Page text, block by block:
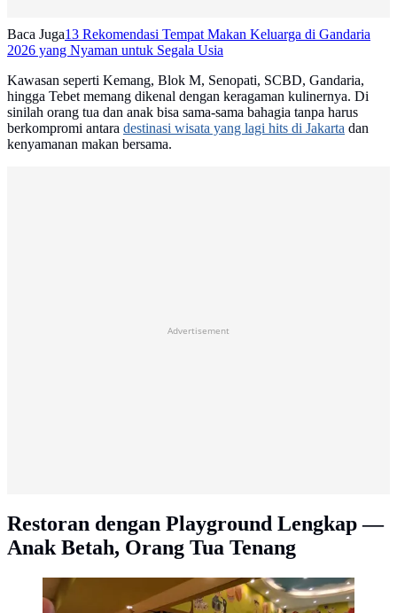
Baca Juga13 Rekomendasi Tempat Makan Keluarga di Gandaria
2026 yang Nyaman untuk Segala Usia
Kawasan seperti Kemang, Blok M, Senopati, SCBD, Gandaria,
hingga Tebet memang dikenal dengan keragaman kulinernya. Di
sinilah orang tua dan anak bisa sama-sama bahagia tanpa harus
berkompromi antara destinasi wisata yang lagi hits di Jakarta dan
kenyamanan makan bersama.
Advertisement
Restoran dengan Playground Lengkap —
Anak Betah, Orang Tua Tenang
Tamani Kids Cafe. (Foto: Google Maps/Nur Raisa
Olivia).